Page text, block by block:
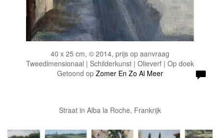
40 x 25 cm, © 2014, prijs op aanvraag
Tweedimensionaal | Schilderkunst | Olieverf | Op doek
Getoond op Zomer En Zo Al Meer
Straat in Alba la Roche, Frankrijk